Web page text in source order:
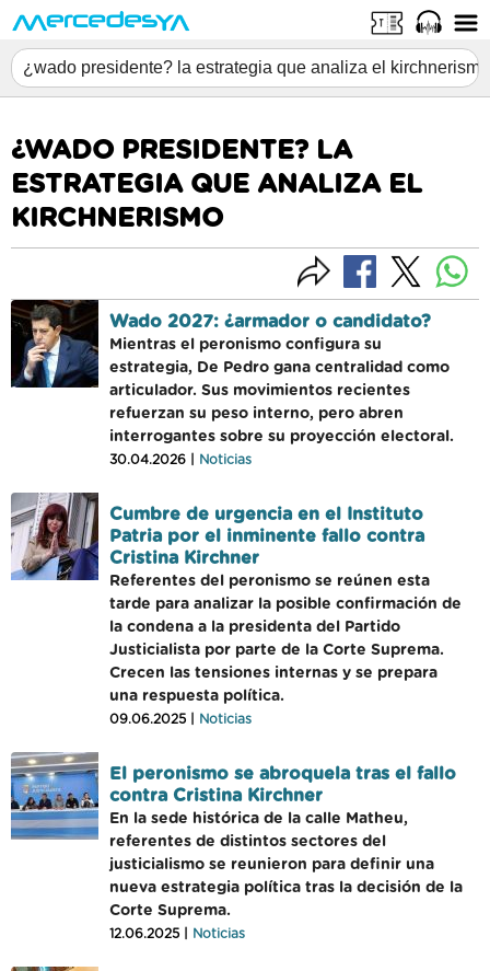
¿WADO PRESIDENTE? LA
ESTRATEGIA QUE ANALIZA EL
KIRCHNERISMO
Wado 2027: ¿armador o candidato?
Mientras el peronismo configura su
estrategia, De Pedro gana centralidad como
articulador. Sus movimientos recientes
refuerzan su peso interno, pero abren
interrogantes sobre su proyección electoral.
30.04.2026 | Noticias
Cumbre de urgencia en el Instituto
Patria por el inminente fallo contra
Cristina Kirchner
Referentes del peronismo se reúnen esta
tarde para analizar la posible confirmación de
la condena a la presidenta del Partido
Justicialista por parte de la Corte Suprema.
Crecen las tensiones internas y se prepara
una respuesta política.
09.06.2025 | Noticias
El peronismo se abroquela tras el fallo
contra Cristina Kirchner
En la sede histórica de la calle Matheu,
referentes de distintos sectores del
justicialismo se reunieron para definir una
nueva estrategia política tras la decisión de la
Corte Suprema.
12.06.2025 | Noticias